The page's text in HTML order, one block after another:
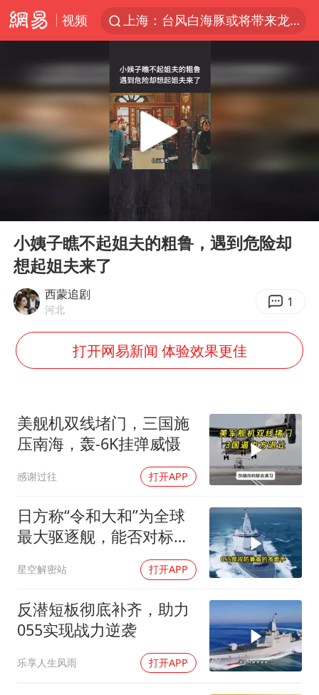
视频
上海：台风白海豚或将带来龙卷风
秋天的第一杯奶茶到底有多火
四川宜宾高县4.9级地震致1死
东航：国内客票提前14天免费退改
广东雷州通报特教老师招聘违规事件
“新疆阿勒泰八月能滑雪”不实
U17国足点球大战淘汰河床晋级决赛
夯实基础开新局
Play
小姨子瞧不起姐夫的粗鲁，遇到危险却
想起姐夫来了
西蒙追剧
河北 1
打开网易新闻 体验效果更佳
美舰机双线堵门，三国施
压南海，轰-6K挂弹威慑
感谢过往 打开APP
日方称“令和大和”为全球
最大驱逐舰，能否对标
055？不能只看纸面参数
星空解密站 打开APP
反潜短板彻底补齐，助力
055实现战力逆袭
乐享人生风雨 打开APP